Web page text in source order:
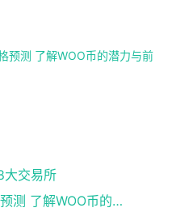
预测 了解WOO币的潜力与前
大交易所
吴网络（WOO）币未来价格预测 了解WOO币的潜力与前景如何？